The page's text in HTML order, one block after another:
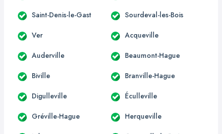
Saint-Denis-le-Gast Sourdeval-les-Bois
Ver Acqueville
Auderville Beaumont-Hague
Biville Branville-Hague
Digulleville Éculleville
Gréville-Hague Herqueville